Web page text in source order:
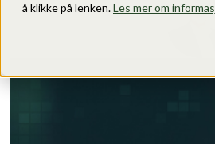
å klikke på lenken.Les mer om